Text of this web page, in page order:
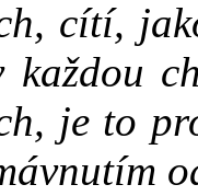
cítí,
každou
je to